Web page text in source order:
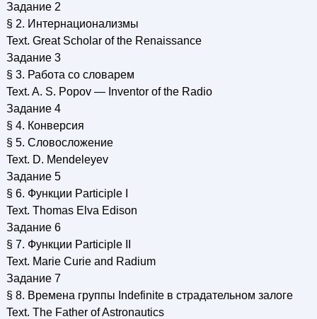
Задание 2
§ 2. Интернационализмы
Text. Great Scholar of the Renaissance
Задание 3
§ 3. Работа со словарем
Text. A. S. Popov — Inventor of the Radio
Задание 4
§ 4. Конверсия
§ 5. Словосложение
Text. D. Mendeleyev
Задание 5
§ 6. Функции Participle I
Text. Thomas Elva Edison
Задание 6
§ 7. Функции Participle II
Text. Marie Curie and Radium
Задание 7
§ 8. Времена группы Indefinite в страдательном залоге
Text. The Father of Astronautics